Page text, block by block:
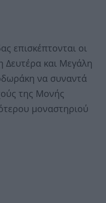
επισκέπτονται οι
Δευτέρα και Μεγάλη
να συναντά
της Μονής
μοναστηριού